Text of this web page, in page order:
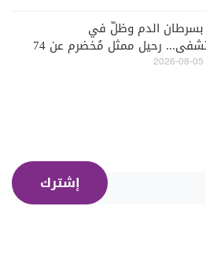
الدم وظلّ في
المستشفى... رحيل ممثل مُخضرم عن 74
إشترك